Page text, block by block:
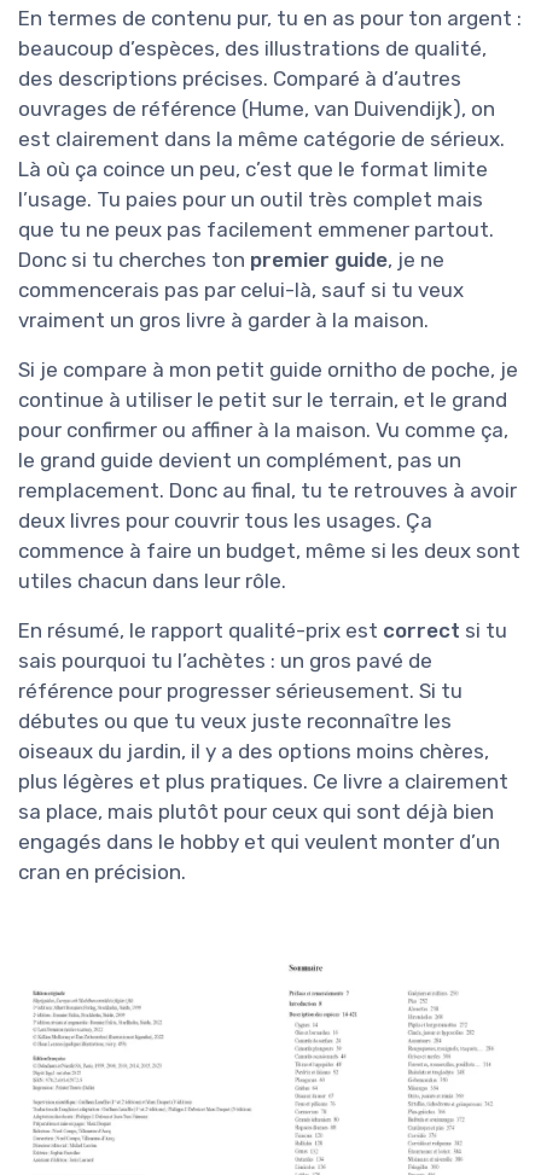
En termes de contenu pur, tu en as pour ton argent :
beaucoup d’espèces, des illustrations de qualité,
des descriptions précises. Comparé à d’autres
ouvrages de référence (Hume, van Duivendijk), on
est clairement dans la même catégorie de sérieux.
Là où ça coince un peu, c’est que le format limite
l’usage. Tu paies pour un outil très complet mais
que tu ne peux pas facilement emmener partout.
Donc si tu cherches ton premier guide, je ne
commencerais pas par celui-là, sauf si tu veux
vraiment un gros livre à garder à la maison.
Si je compare à mon petit guide ornitho de poche, je
continue à utiliser le petit sur le terrain, et le grand
pour confirmer ou affiner à la maison. Vu comme ça,
le grand guide devient un complément, pas un
remplacement. Donc au final, tu te retrouves à avoir
deux livres pour couvrir tous les usages. Ça
commence à faire un budget, même si les deux sont
utiles chacun dans leur rôle.
En résumé, le rapport qualité-prix est correct si tu
sais pourquoi tu l’achètes : un gros pavé de
référence pour progresser sérieusement. Si tu
débutes ou que tu veux juste reconnaître les
oiseaux du jardin, il y a des options moins chères,
plus légères et plus pratiques. Ce livre a clairement
sa place, mais plutôt pour ceux qui sont déjà bien
engagés dans le hobby et qui veulent monter d’un
cran en précision.